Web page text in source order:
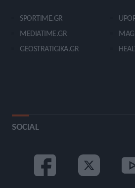
SPORTIME.GR
MEDIATIME.GR
GEOSTRATIGIKA.GR
SOCIAL